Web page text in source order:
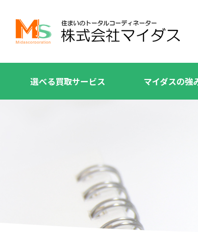
選べる買取サービス マイダスの強